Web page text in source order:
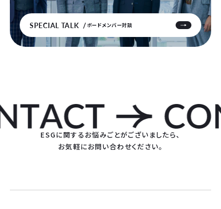
SPECIAL TALK ボードメンバー対談
ESGに関するお悩みごとがございましたら、
お気軽にお問い合わせください。